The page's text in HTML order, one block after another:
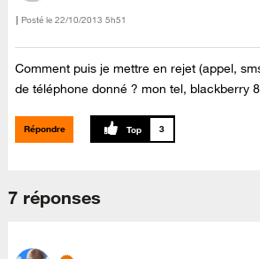
Posté le ‎22/10/2013 5h51
Comment puis je mettre en rejet (appel,
de téléphone donné ? mon tel, blackberry
Répondre 3
7 réponses